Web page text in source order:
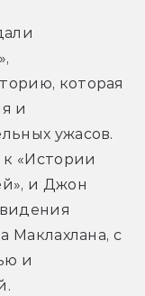
которая
и
ужасов.
к «Истории
и Джон
Маклахлана, с
и